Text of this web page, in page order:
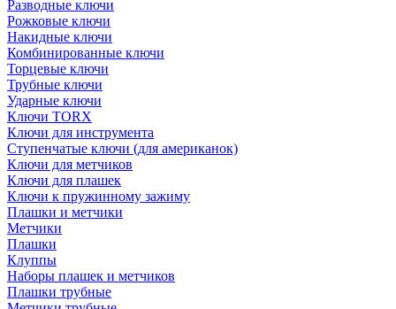
Разводные ключи
Рожковые ключи
Накидные ключи
Комбинированные ключи
Торцевые ключи
Трубные ключи
Ударные ключи
Ключи TORX
Ключи для инструмента
Ступенчатые ключи (для американок)
Ключи для метчиков
Ключи для плашек
Ключи к пружинному зажиму
Плашки и метчики
Метчики
Плашки
Клуппы
Наборы плашек и метчиков
Плашки трубные